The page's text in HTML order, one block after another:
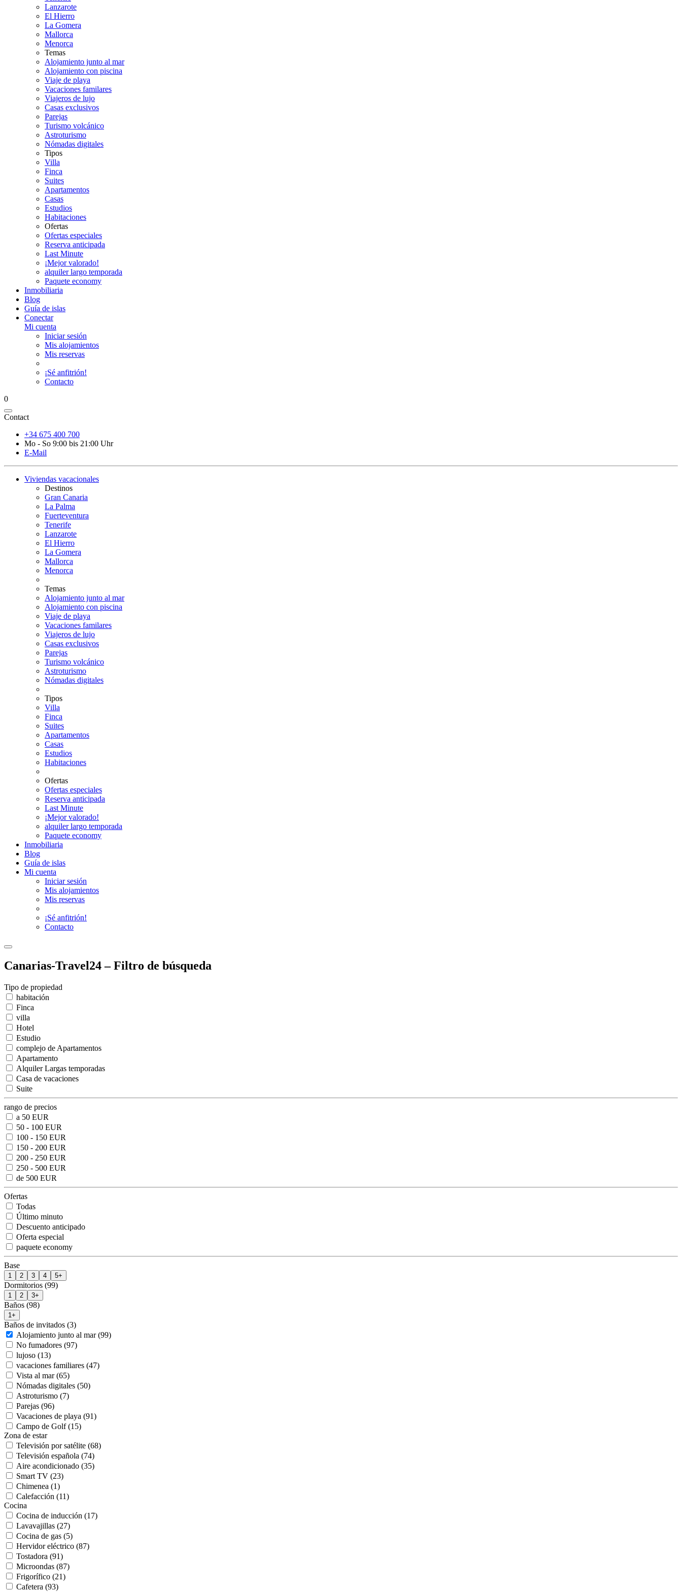
Lanzarote
El Hierro
La Gomera
Mallorca
Menorca
Temas
Alojamiento junto al mar
Alojamiento con piscina
Viaje de playa
Vacaciones familares
Viajeros de lujo
Casas exclusivos
Parejas
Turismo volcánico
Astroturismo
Nómadas digitales
Tipos
Villa
Finca
Suites
Apartamentos
Casas
Estudios
Habitaciones
Ofertas
Ofertas especiales
Reserva anticipada
Last Minute
¡Mejor valorado!
alquiler largo temporada
Paquete economy
Inmobiliaria
Blog
Guía de islas
Conectar
Mi cuenta
Iniciar sesión
Mis alojamientos
Mis reservas
¡Sé anfitrión!
Contacto
0
Contact
+34 675 400 700
Mo - So 9:00 bis 21:00 Uhr
E-Mail
Viviendas vacacionales
Destinos
Gran Canaria
La Palma
Fuerteventura
Tenerife
Lanzarote
El Hierro
La Gomera
Mallorca
Menorca
Temas
Alojamiento junto al mar
Alojamiento con piscina
Viaje de playa
Vacaciones familares
Viajeros de lujo
Casas exclusivos
Parejas
Turismo volcánico
Astroturismo
Nómadas digitales
Tipos
Villa
Finca
Suites
Apartamentos
Casas
Estudios
Habitaciones
Ofertas
Ofertas especiales
Reserva anticipada
Last Minute
¡Mejor valorado!
alquiler largo temporada
Paquete economy
Inmobiliaria
Blog
Guía de islas
Mi cuenta
Iniciar sesión
Mis alojamientos
Mis reservas
¡Sé anfitrión!
Contacto
Canarias-Travel24 – Filtro de búsqueda
Tipo de propiedad
habitación
Finca
villa
Hotel
Estudio
complejo de Apartamentos
Apartamento
Alquiler Largas temporadas
Casa de vacaciones
Suite
rango de precios
a 50 EUR
50 - 100 EUR
100 - 150 EUR
150 - 200 EUR
200 - 250 EUR
250 - 500 EUR
de 500 EUR
Ofertas
Todas
Último minuto
Descuento anticipado
Oferta especial
paquete economy
Base
1 2 3 4 5+
Dormitorios (99)
1 2 3+
Baños (98)
1+
Baños de invitados (3)
Alojamiento junto al mar (99)
No fumadores (97)
lujoso (13)
vacaciones familiares (47)
Vista al mar (65)
Nómadas digitales (50)
Astroturismo (7)
Parejas (96)
Vacaciones de playa (91)
Campo de Golf (15)
Zona de estar
Televisión por satélite (68)
Televisión española (74)
Aire acondicionado (35)
Smart TV (23)
Chimenea (1)
Calefacción (11)
Cocina
Cocina de inducción (17)
Lavavajillas (27)
Cocina de gas (5)
Hervidor eléctrico (87)
Tostadora (91)
Microondas (87)
Frigorífico (21)
Cafetera (93)